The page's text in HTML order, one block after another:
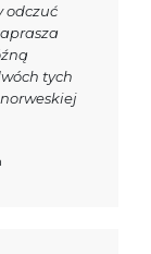
odczuć
tych